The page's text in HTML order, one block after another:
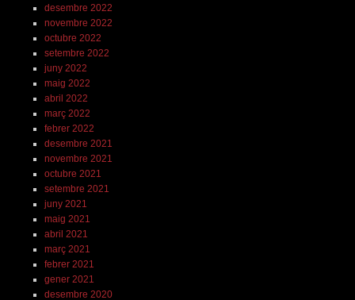
desembre 2022
novembre 2022
octubre 2022
setembre 2022
juny 2022
maig 2022
abril 2022
març 2022
febrer 2022
desembre 2021
novembre 2021
octubre 2021
setembre 2021
juny 2021
maig 2021
abril 2021
març 2021
febrer 2021
gener 2021
desembre 2020